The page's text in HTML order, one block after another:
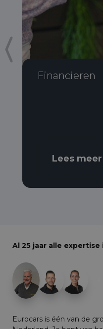
Financieren
Lees meer
Al 25 jaar alle expertise
Eurocars is één van de